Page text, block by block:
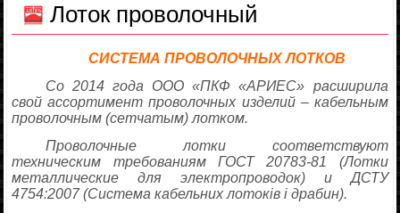
Лоток проволочный
СИСТЕМА ПРОВОЛОЧНЫХ ЛОТКОВ
Со 2014 года ООО «ПКФ «АРИЕС» расширила
свой ассортимент проволочных изделий – кабельным
проволочным (сетчатым) лотком.
Проволочные лотки соответствуют
техническим требованиям ГОСТ 20783-81 (Лотки
металлические для электропроводок) и ДСТУ
4754:2007 (Система кабельних лотоків і драбин).